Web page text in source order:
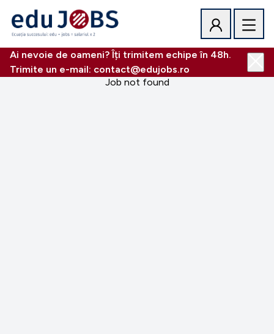
Ai nevoie de oameni? Îți trimitem echipe în 48h.
Trimite un e-mail: contact@edujobs.ro
Job not found